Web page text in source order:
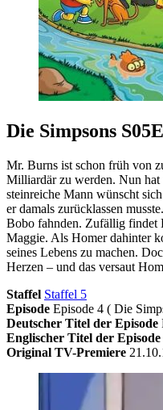
Die Simpsons
Mr. Burns ist schon früh von
Milliardär zu werden. Nun
steinreiche Mann wünscht
er damals zurücklassen
Bobo fahnden. Zufällig findet
Maggie. Als Homer dahinter
seines Lebens zu machen.
Herzen – und das versaut
Staffel Staffel 5
Episode Episode 4 ( Die
Deutscher Titel der Episode
Englischer Titel der Episode
Original TV-Premiere